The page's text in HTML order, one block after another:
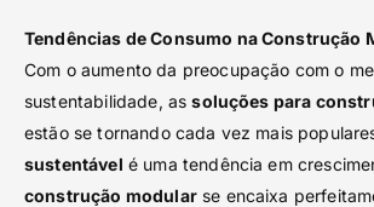
Tendências de Consumo na Construção
Com o aumento da preocupação com o
sustentabilidade, assoluções para
estão se tornando cada vez mais
sustentável é uma tendência em
construção modularse encaixa